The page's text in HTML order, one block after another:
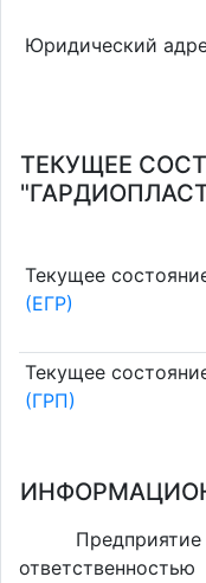
Юридический
ТЕКУЩЕЕ
Текущее
(ЕГР)
Текущее
(ГРП)